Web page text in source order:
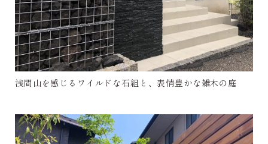
浅間山を感じるワイルドな石組と、表情豊かな雑木の庭